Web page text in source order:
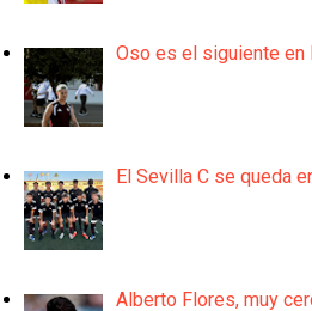
Oso es el siguiente en
El Sevilla C se queda
Alberto Flores, muy